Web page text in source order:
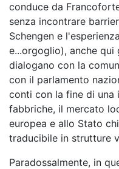
conduce da
senza incontrare
Schengen e
e...orgoglio), anche
dialogano con la
con il parlamento
conti con la fine di una
fabbriche, il mercato
europea e allo Stato
traducibile in strutture
Paradossalmente, in